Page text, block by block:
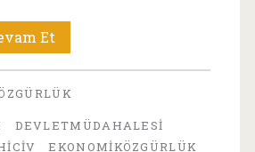
Et
Yasaklayalım
mı?
Frédéric
DEVLETMÜDAHALESI
EKONOMIKÖZGÜRLÜK